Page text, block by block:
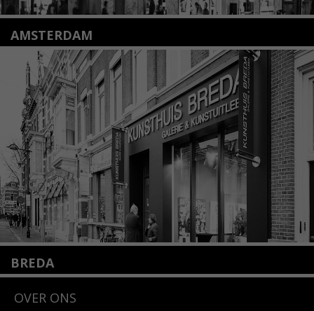
AMSTERDAM
Amstelveenseweg 135
1075 VX Amsterdam
+31 (0)20 2332546
info@kunsthuisamsterdam.nl
Lees meer
BREDA
4818 SB Breda
OVER ONS